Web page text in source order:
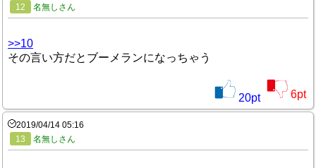
12
名無しさん
>>10
その言い方だとブーメランになっちゃう
20pt 6pt
2019/04/14 05:16
13
名無しさん